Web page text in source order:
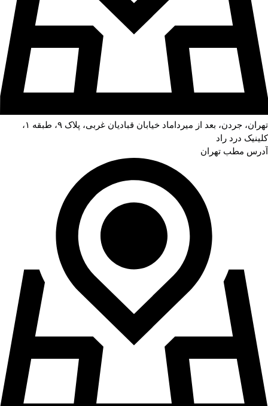
تهران، جردن، بعد از میرداماد خیابان قبادیان غربی، پلاک ۹، طبقه ۱،
کلینیک درد راد
آدرس مطب تهران